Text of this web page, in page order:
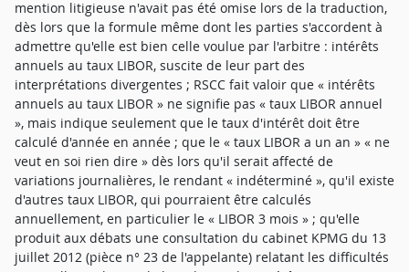
mention litigieuse n'avait pas été omise lors de la traduction,
dès lors que la formule même dont les parties s'accordent à
admettre qu'elle est bien celle voulue par l'arbitre : intérêts
annuels au taux LIBOR, suscite de leur part des
interprétations divergentes ; RSCC fait valoir que « intérêts
annuels au taux LIBOR » ne signifie pas « taux LIBOR annuel
», mais indique seulement que le taux d'intérêt doit être
calculé d'année en année ; que le « taux LIBOR a un an » « ne
veut en soi rien dire » dès lors qu'il serait affecté de
variations journalières, le rendant « indéterminé », qu'il existe
d'autres taux LIBOR, qui pourraient être calculés
annuellement, en particulier le « LIBOR 3 mois » ; qu'elle
produit aux débats une consultation du cabinet KPMG du 13
juillet 2012 (pièce n° 23 de l'appelante) relatant les difficultés